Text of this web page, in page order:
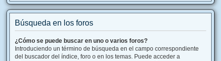
Búsqueda en los foros
¿Cómo se puede buscar en uno o varios foros?
Introduciendo un término de búsqueda en el campo correspondiente
del buscador del índice, foro o en los temas. Puede acceder a